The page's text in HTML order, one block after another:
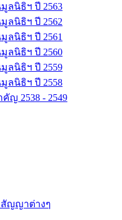
ลนิธิฯ ปี 2563
ลนิธิฯ ปี 2562
ลนิธิฯ ปี 2561
ลนิธิฯ ปี 2560
ลนิธิฯ ปี 2559
ลนิธิฯ ปี 2558
ญ 2538 - 2549
สัญญาต่างๆ